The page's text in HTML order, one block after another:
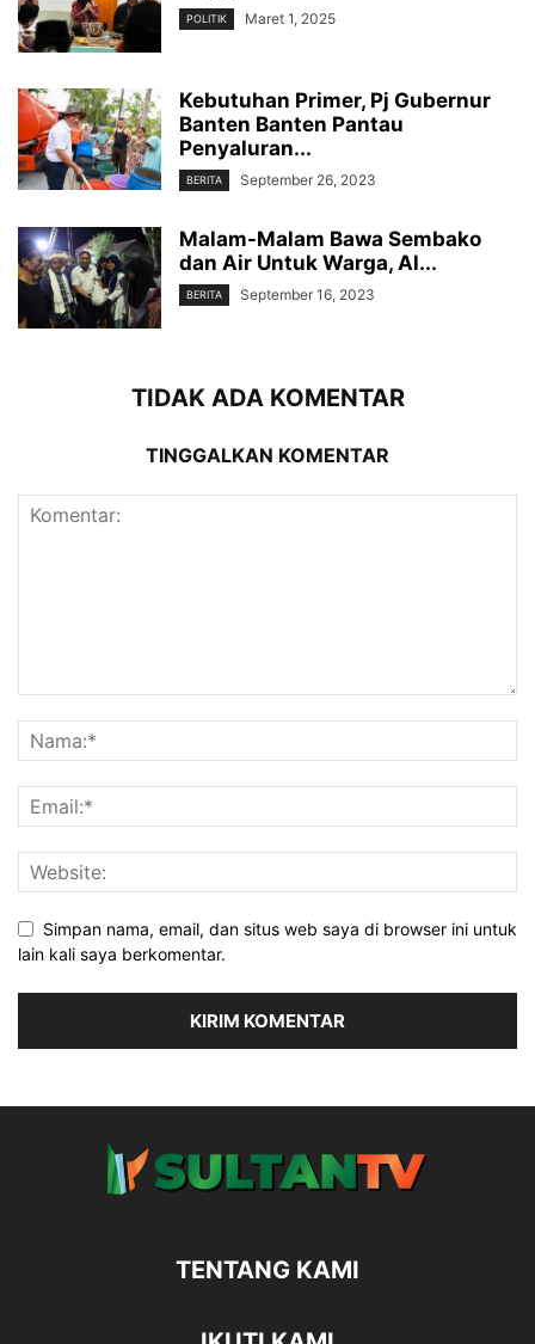
POLITIK Maret 1, 2025
Kebutuhan Primer, Pj Gubernur
Banten Banten Pantau
Penyaluran...
BERITA September 26, 2023
Malam-Malam Bawa Sembako
dan Air Untuk Warga, Al...
BERITA September 16, 2023
TIDAK ADA KOMENTAR
TINGGALKAN KOMENTAR
Simpan nama, email, dan situs web saya di browser ini untuk
lain kali saya berkomentar.
TENTANG KAMI